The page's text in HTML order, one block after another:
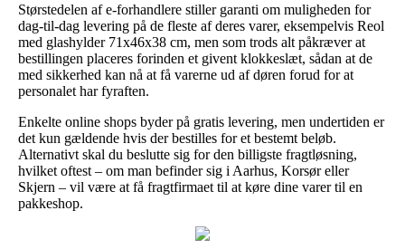
Størstedelen af e-forhandlere stiller garanti om muligheden for
dag-til-dag levering på de fleste af deres varer, eksempelvis Reol
med glashylder 71x46x38 cm, men som trods alt påkræver at
bestillingen placeres forinden et givent klokkeslæt, sådan at de
med sikkerhed kan nå at få varerne ud af døren forud for at
personalet har fyraften.
Enkelte online shops byder på gratis levering, men undertiden er
det kun gældende hvis der bestilles for et bestemt beløb.
Alternativt skal du beslutte sig for den billigste fragtløsning,
hvilket oftest – om man befinder sig i Aarhus, Korsør eller
Skjern – vil være at få fragtfirmaet til at køre dine varer til en
pakkeshop.